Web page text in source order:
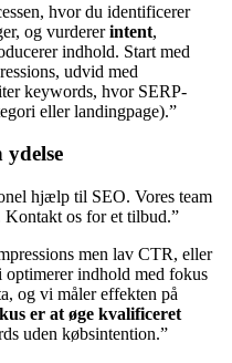
hvor du identificerer
og vurdererintent,
indhold. Start med
udvid med
keywords, hvor SERP-
eller landingpage).”
ydelse
hjælp til SEO. Vores team
os for et tilbud.”
men lav CTR, eller
indhold med fokus
og vi måler effekten på
er at øge kvalificeret
uden købsintention.”